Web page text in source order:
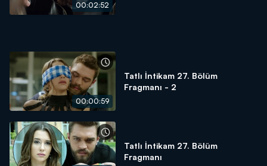
00:02:52
00:00:59
Tatlı İntikam 27. Bölüm
Fragmanı - 2
Tatlı İntikam 27. Bölüm
Fragmanı